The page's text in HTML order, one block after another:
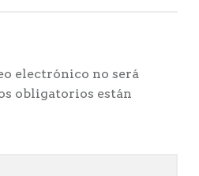
electrónico no será
obligatorios están